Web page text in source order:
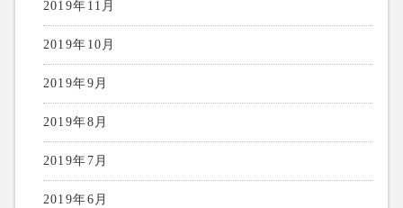
2019年11月
2019年10月
2019年9月
2019年8月
2019年7月
2019年6月